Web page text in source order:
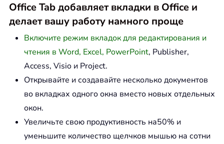
Office Tab добавляет вкладки в Office и
делает вашу работу намного проще
Включите режим вкладок для редактирования и
чтения в Word, Excel, PowerPoint, Publisher,
Access, Visio и Project.
Открывайте и создавайте несколько документов
во вкладках одного окна вместо новых отдельных
окон.
Увеличьте свою продуктивность на50% и
уменьшите количество щелчков мышью на сотни